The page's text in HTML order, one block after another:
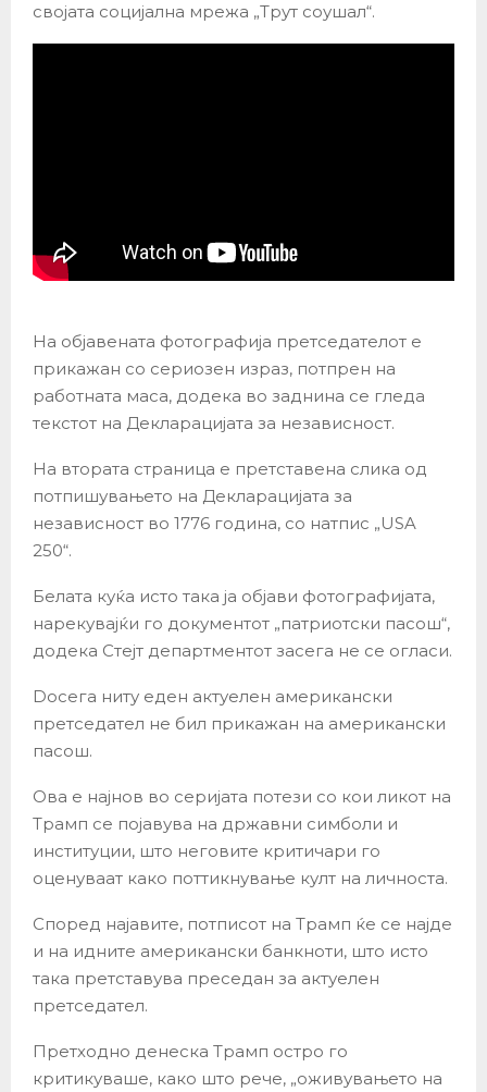
својата социјална мрежа „Трут соушал“.
На објавената фотографија претседателот е
прикажан со сериозен израз, потпрен на
работната маса, додека во заднина се гледа
текстот на Декларацијата за независност.
На втората страница е претставена слика од
потпишувањето на Декларацијата за
независност во 1776 година, со натпис „USA
250“.
Белата куќа исто така ја објави фотографијата,
нарекувајќи го документот „патриотски пасош“,
додека Стејт департментот засега не се огласи.
Dосега ниту еден актуелен американски
претседател не бил прикажан на американски
пасош.
Ова е најнов во серијата потези со кои ликот на
Трамп се појавува на државни симболи и
институции, што неговите критичари го
оценуваат како поттикнување култ на личноста.
Според најавите, потписот на Трамп ќе се најде
и на идните американски банкноти, што исто
така претставува преседан за актуелен
претседател.
Претходно денеска Трамп остро го
критикуваше, како што рече, „оживувањето на